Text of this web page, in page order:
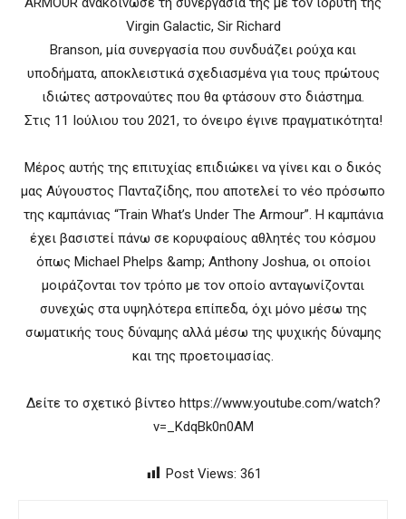
Virgin Galactic, Sir Richard
Branson, μία συνεργασία που συνδυάζει ρούχα και
υποδήματα, αποκλειστικά σχεδιασμένα για τους πρώτους
ιδιώτες αστροναύτες που θα φτάσουν στο διάστημα.
Στις 11 Ιούλιου του 2021, το όνειρο έγινε πραγματικότητα!
Μέρος αυτής της επιτυχίας επιδιώκει να γίνει και ο δικός
μας Αύγουστος Πανταζίδης, που αποτελεί το νέο πρόσωπο
της καμπάνιας “Train What’s Under The Armour”. Η καμπάνια
έχει βασιστεί πάνω σε κορυφαίους αθλητές του κόσμου
όπως Michael Phelps &amp; Anthony Joshua, οι οποίοι
μοιράζονται τον τρόπο με τον οποίο ανταγωνίζονται
συνεχώς στα υψηλότερα επίπεδα, όχι μόνο μέσω της
σωματικής τους δύναμης αλλά μέσω της ψυχικής δύναμης
και της προετοιμασίας.
Δείτε το σχετικό βίντεο https://www.youtube.com/watch?
v=_KdqBk0n0AM
Post Views: 361